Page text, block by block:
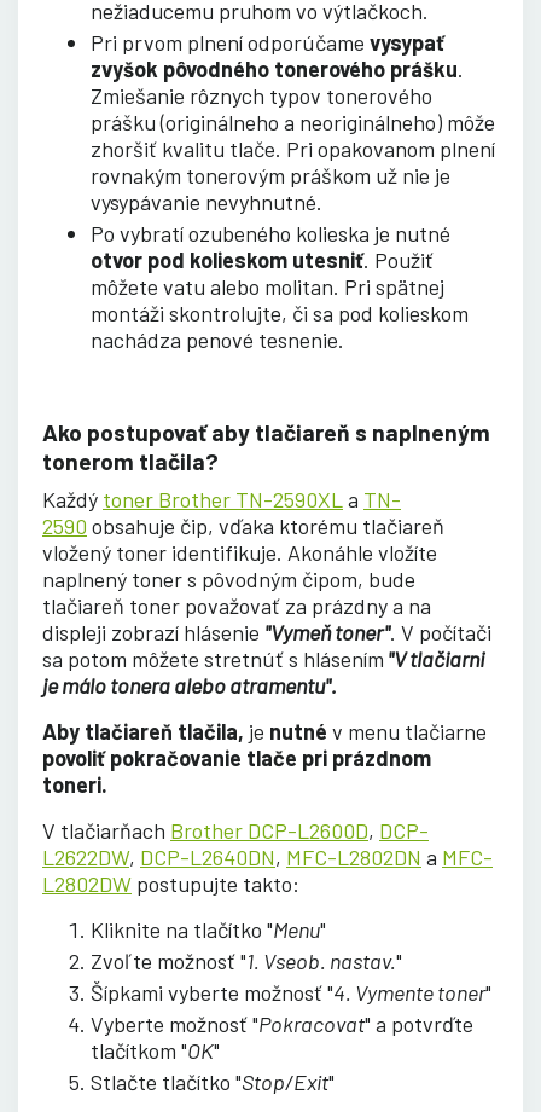
nežiaducemu pruhom vo výtlačkoch.
Pri prvom plnení odporúčame vysypať
zvyšok pôvodného tonerového prášku.
Zmiešanie rôznych typov tonerového
prášku (originálneho a neoriginálneho) môže
zhoršiť kvalitu tlače. Pri opakovanom plnení
rovnakým tonerovým práškom už nie je
vysypávanie nevyhnutné.
Po vybratí ozubeného kolieska je nutné
otvor pod kolieskom utesniť. Použiť
môžete vatu alebo molitan. Pri spätnej
montáži skontrolujte, či sa pod kolieskom
nachádza penové tesnenie.
Ako postupovať aby tlačiareň s naplneným
tonerom tlačila?
Každý toner Brother TN-2590XL a TN-
2590 obsahuje čip, vďaka ktorému tlačiareň
vložený toner identifikuje. Akonáhle vložíte
naplnený toner s pôvodným čipom, bude
tlačiareň toner považovať za prázdny a na
displeji zobrazí hlásenie "Vymeň toner". V počítači
sa potom môžete stretnúť s hlásením "V tlačiarni
je málo tonera alebo atramentu".
Aby tlačiareň tlačila, je nutné v menu tlačiarne
povoliť pokračovanie tlače pri prázdnom
toneri.
V tlačiarňach Brother DCP-L2600D, DCP-
L2622DW, DCP-L2640DN, MFC-L2802DN a MFC-
L2802DW postupujte takto:
Kliknite na tlačítko "Menu"
Zvoľte možnosť "1. Vseob. nastav."
Šípkami vyberte možnosť "4. Vymente toner"
Vyberte možnosť "Pokracovat" a potvrďte
tlačítkom "OK"
Stlačte tlačítko "Stop/Exit"